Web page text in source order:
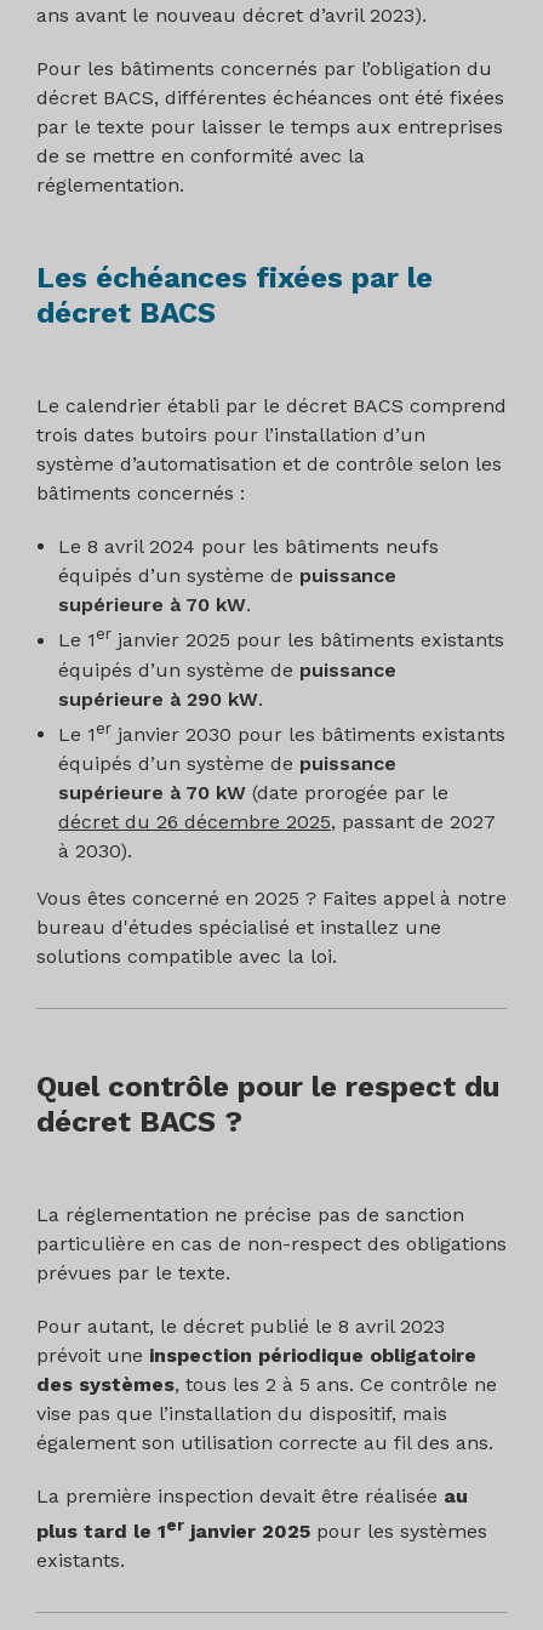
ans avant le nouveau décret d’avril 2023).
Pour les bâtiments concernés par l’obligation du
décret BACS, différentes échéances ont été fixées
par le texte pour laisser le temps aux entreprises
de se mettre en conformité avec la
réglementation.
Les échéances fixées par le
décret BACS
Le calendrier établi par le décret BACS comprend
trois dates butoirs pour l’installation d’un
système d’automatisation et de contrôle selon les
bâtiments concernés :
Le 8 avril 2024 pour les bâtiments neufs
équipés d’un système de puissance
supérieure à 70 kW.
Le 1 er janvier 2025 pour les bâtiments existants
équipés d’un système de puissance
supérieure à 290 kW.
Le 1 er janvier 2030 pour les bâtiments existants
équipés d’un système de puissance
supérieure à 70 kW (date prorogée par le
décret du 26 décembre 2025, passant de 2027
à 2030).
Vous êtes concerné en 2025 ? Faites appel à notre
bureau d'études spécialisé et installez une
solutions compatible avec la loi.
Quel contrôle pour le respect du
décret BACS ?
La réglementation ne précise pas de sanction
particulière en cas de non-respect des obligations
prévues par le texte.
Pour autant, le décret publié le 8 avril 2023
prévoit une inspection périodique obligatoire
des systèmes, tous les 2 à 5 ans. Ce contrôle ne
vise pas que l’installation du dispositif, mais
également son utilisation correcte au fil des ans.
La première inspection devait être réalisée au
plus tard le 1er janvier 2025 pour les systèmes
existants.